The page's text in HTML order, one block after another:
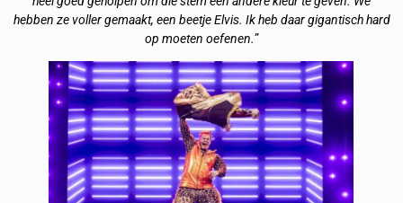
hebben ze voller gemaakt, een beetje Elvis. Ik heb daar gigantisch hard
op moeten oefenen.”